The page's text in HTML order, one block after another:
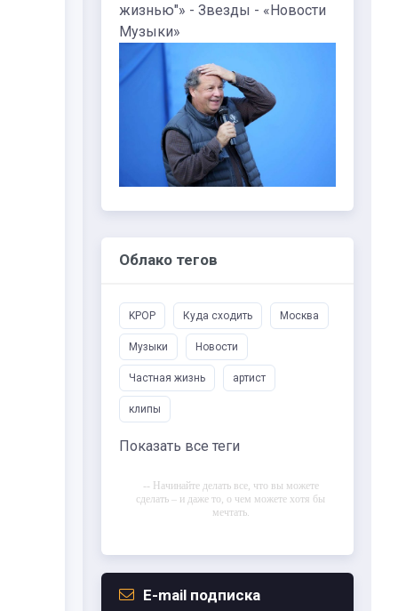
жизнью"» - Звезды - «Новости
Музыки»
Облако тегов
KPOP Куда сходить Москва
Музыки Новости
Частная жизнь артист
клипы
Показать все теги
-- Начинайте делать все, что вы можете
сделать – и даже то, о чем можете хотя бы
мечтать.
всего. И мыслями можно управлять. И
-- Идите уверенно по направлению к мечте.
E-mail подписка